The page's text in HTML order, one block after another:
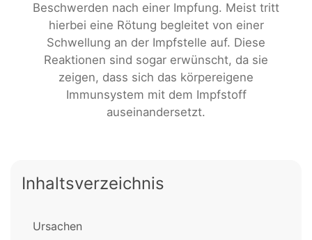
Beschwerden nach einer Impfung. Meist tritt
hierbei eine Rötung begleitet von einer
Schwellung an der Impfstelle auf. Diese
Reaktionen sind sogar erwünscht, da sie
zeigen, dass sich das körpereigene
Immunsystem mit dem Impfstoff
auseinandersetzt.
Inhaltsverzeichnis
Ursachen